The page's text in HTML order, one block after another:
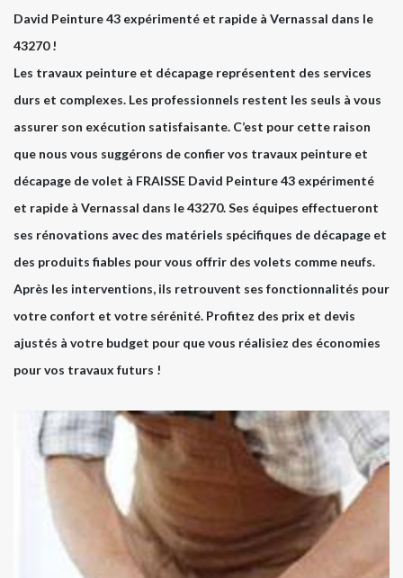
David Peinture 43 expérimenté et rapide à Vernassal dans le
43270 !
Les travaux peinture et décapage représentent des services
durs et complexes. Les professionnels restent les seuls à vous
assurer son exécution satisfaisante. C’est pour cette raison
que nous vous suggérons de confier vos travaux peinture et
décapage de volet à FRAISSE David Peinture 43 expérimenté
et rapide à Vernassal dans le 43270. Ses équipes effectueront
ses rénovations avec des matériels spécifiques de décapage et
des produits fiables pour vous offrir des volets comme neufs.
Après les interventions, ils retrouvent ses fonctionnalités pour
votre confort et votre sérénité. Profitez des prix et devis
ajustés à votre budget pour que vous réalisiez des économies
pour vos travaux futurs !